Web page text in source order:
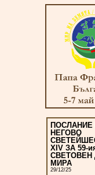
ПОСЛАНИЕ
НЕГОВО
XIV ЗА 59-
СВЕТОВЕН
МИРА
29/12/25